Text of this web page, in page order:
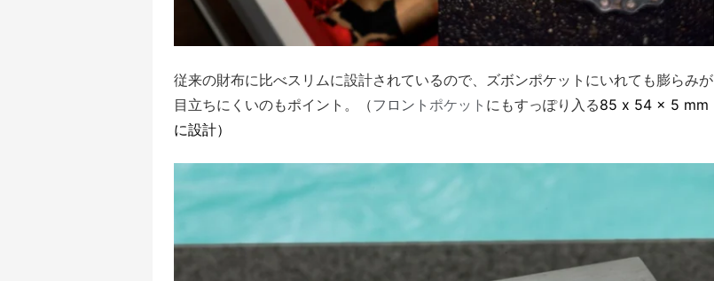
従来の財布に比べスリムに設計されているので、ズボンポケットにいれても膨らみが
目立ちにくいのもポイント。（フロント ポケット にもすっぽり入る85 x 54 x 5 mm
に設計）